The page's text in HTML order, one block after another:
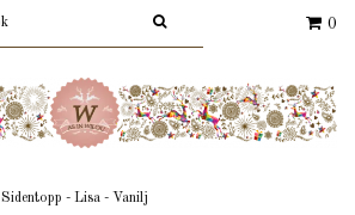
0
Sidentopp - Lisa - Vanilj